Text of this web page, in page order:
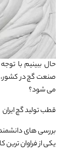
حال ببینیم با
صنعت گچ در کشور،
می شود؟
قطب تولید گچ ایران
بررسی های
یکی از فراوان